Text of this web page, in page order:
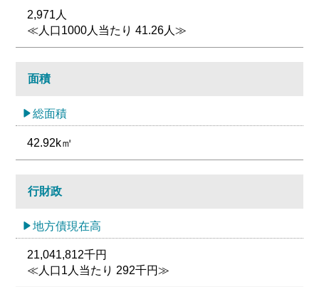
2,971人
≪人口1000人当たり 41.26人≫
面積
総面積
42.92k㎡
行財政
地方債現在高
21,041,812千円
≪人口1人当たり 292千円≫